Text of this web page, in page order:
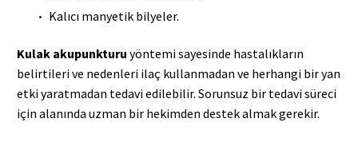
Kalıcı manyetik bilyeler.
Kulak akupunkturu yöntemi sayesinde hastalıkların
belirtileri ve nedenleri ilaç kullanmadan ve herhangi bir yan
etki yaratmadan tedavi edilebilir. Sorunsuz bir tedavi süreci
için alanında uzman bir hekimden destek almak gerekir.